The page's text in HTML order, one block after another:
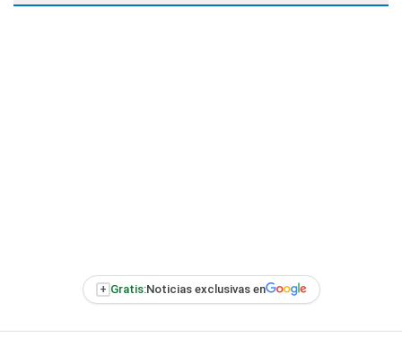
+ Gratis:Noticias exclusivas en